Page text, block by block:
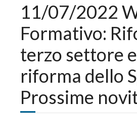
11/07/2022
Formativo:
terzo settore
riforma dello
Prossime